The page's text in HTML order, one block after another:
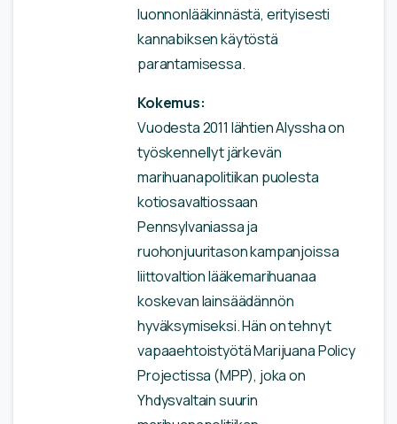
luonnonlääkinnästä, erityisesti
kannabiksen käytöstä
parantamisessa.
Kokemus:
Vuodesta 2011 lähtien Alyssha on
työskennellyt järkevän
marihuanapolitiikan puolesta
kotiosavaltiossaan
Pennsylvaniassa ja
ruohonjuuritason kampanjoissa
liittovaltion lääkemarihuanaa
koskevan lainsäädännön
hyväksymiseksi. Hän on tehnyt
vapaaehtoistyötä Marijuana Policy
Projectissa (MPP), joka on
Yhdysvaltain suurin